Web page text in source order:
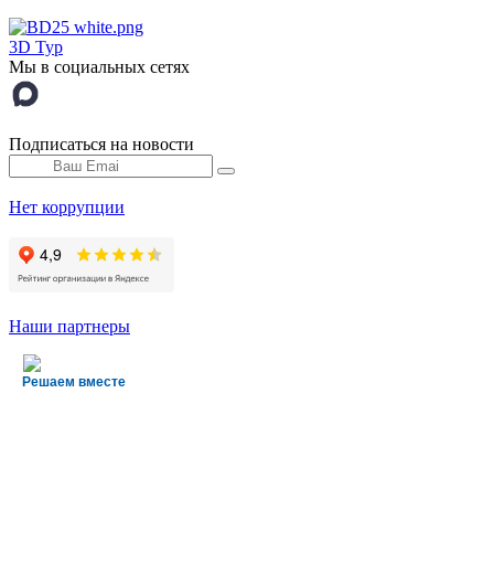
3D Тур
Мы в социальных сетях
Подписаться на новости
Нет коррупции
Наши партнеры
Решаем вместе